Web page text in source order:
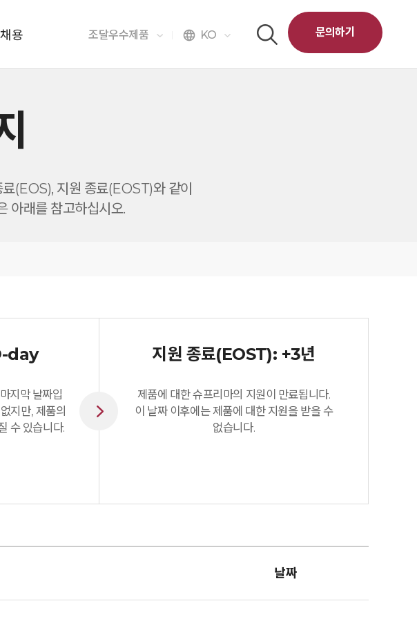
용 조달우수제품 language KO 문의하기
(EOS), 지원 종료(EOST)와 같이
아래를 참고하십시오.
day
지막 날짜입
지만, 제품의
수 있습니다.
지원 종료(EOST): +3년
제품에 대한 슈프리마의 지원이 만료됩니다.
이 날짜 이후에는 제품에 대한 지원을 받을 수
없습니다.
날짜